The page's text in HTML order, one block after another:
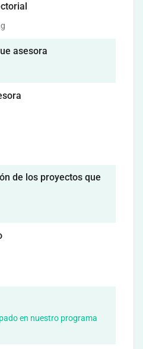
asesora
de los proyectos que
en nuestro programa